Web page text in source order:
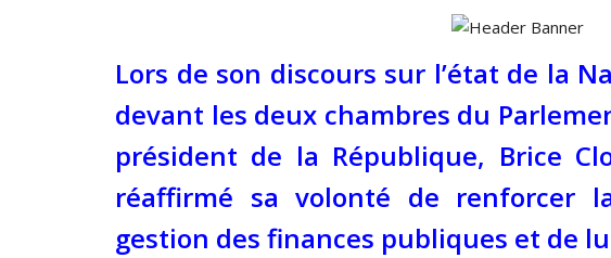
Lors de son discours sur l’état de la
devant les deux chambres du
président de la République, Brice
réaffirmé sa volonté de renforcer
gestion des finances publiques et de